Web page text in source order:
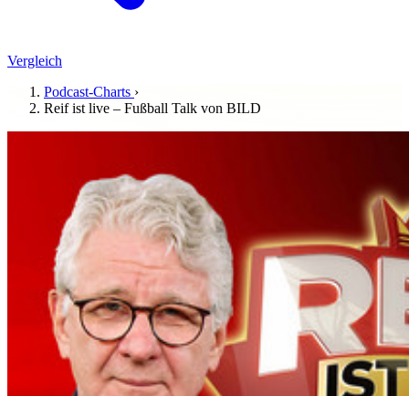
Vergleich
Podcast-Charts ›
Reif ist live – Fußball Talk von BILD